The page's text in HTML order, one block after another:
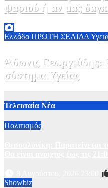
ψαριού ή αν μας
ΕΟΔΥ
Ελλάδα ΠΡΩΤΗ ΣΕΛΙΔΑ
Άδωνις Γεωργιάδης:
σύστημα Υγείας
Τελευταία Νέα
Πολιτισμός
Showbiz